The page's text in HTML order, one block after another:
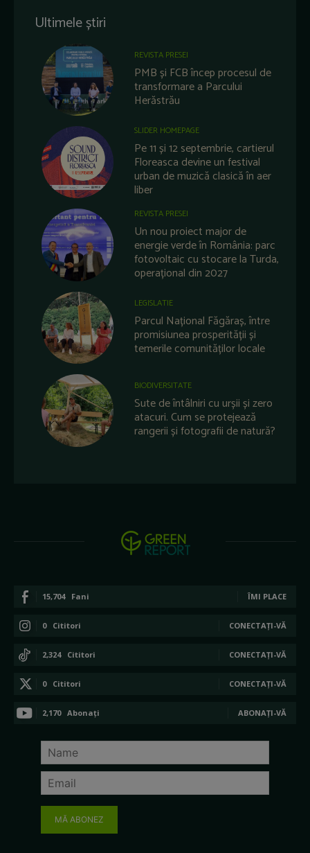
Ultimele știri
REVISTA PRESEI
PMB și FCB încep procesul de
transformare a Parcului
Herăstrău
SLIDER HOMEPAGE
Pe 11 și 12 septembrie, cartierul
Floreasca devine un festival
urban de muzică clasică în aer
liber
REVISTA PRESEI
Un nou proiect major de
energie verde în România: parc
fotovoltaic cu stocare la Turda,
operațional din 2027
LEGISLATIE
Parcul Național Făgăraș, între
promisiunea prosperității și
temerile comunităților locale
BIODIVERSITATE
Sute de întâlniri cu urșii și zero
atacuri. Cum se protejează
rangerii și fotografii de natură?
15,704 Fani ÎMI PLACE
0 Cititori CONECTAȚI-VĂ
2,324 Cititori CONECTAȚI-VĂ
0 Cititori CONECTAȚI-VĂ
2,170 Abonați ABONAȚI-VĂ
MĂ ABONEZ